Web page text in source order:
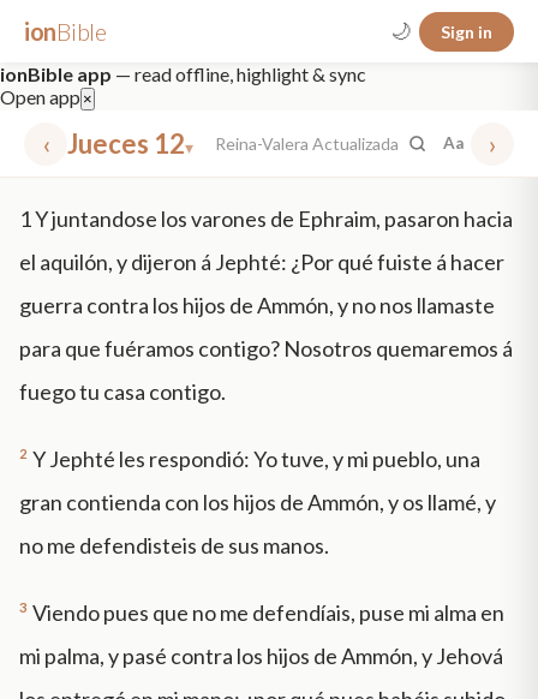
ionBible 🌙 Sign in
ionBible app — read offline, highlight & sync
Open app ×
‹ Jueces 12▾ Reina-Valera Actualizada Aa ›
mt 5 nt faith "peace that passeth" grace -law
1Y juntandose los varones de Ephraim, pasaron hacia
el aquilón, y dijeron á Jephté: ¿Por qué fuiste á hacer
guerra contra los hijos de Ammón, y no nos llamaste
para que fuéramos contigo? Nosotros quemaremos á
fuego tu casa contigo.
2 Y Jephté les respondió: Yo tuve, y mi pueblo, una
gran contienda con los hijos de Ammón, y os llamé, y
no me defendisteis de sus manos.
3 Viendo pues que no me defendíais, puse mi alma en
mi palma, y pasé contra los hijos de Ammón, y Jehová